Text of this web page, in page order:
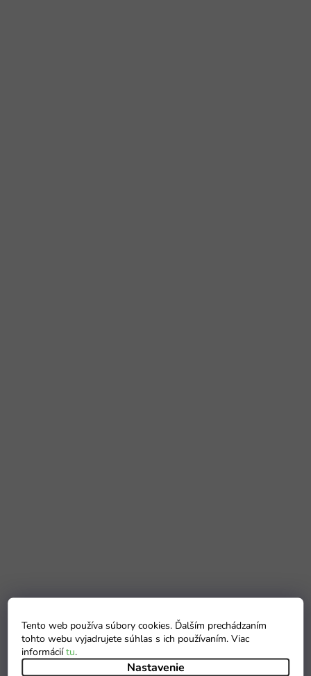
Tento web používa súbory cookies. Ďalším prechádzaním
tohto webu vyjadrujete súhlas s ich používaním. Viac
informáciítu.
Nastavenie